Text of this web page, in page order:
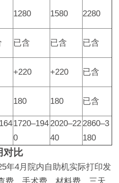
1280 1580 2280
已含 已含 已含
+220 +220 已含
180 180 已含
1720–194
0
2020–22
40
2860–3
180
对比
年4月院内自助机实际打印发